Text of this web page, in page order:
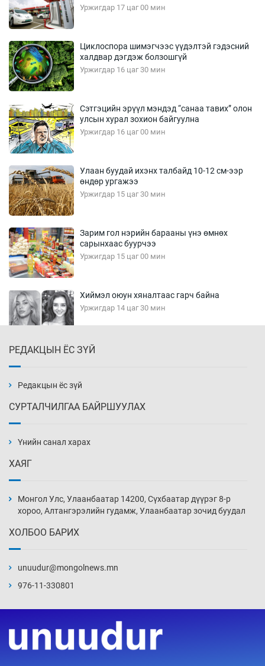
Уржигдар 17 цаг 00 мин
Циклоспора шимэгчээс үүдэлтэй гэдэсний
халдвар дэгдэж болзошгүй
Уржигдар 16 цаг 30 мин
Сэтгэцийн эрүүл мэндэд “санаа тавих” олон
улсын хурал зохион байгуулна
Уржигдар 16 цаг 00 мин
Улаан буудай ихэнх талбайд 10-12 см-ээр
өндөр ургажээ
Уржигдар 15 цаг 30 мин
Зарим гол нэрийн барааны үнэ өмнөх
сарынхаас буурчээ
Уржигдар 15 цаг 00 мин
Хиймэл оюун хяналтаас гарч байна
Уржигдар 14 цаг 30 мин
Уржигдар 14 цаг 00 мин
нэмэгджээ
Уржигдар 13 цаг 30 мин
Уржигдар 13 цаг 00 мин
Уржигдар 12 цаг 30 мин
РЕДАКЦЫН ЁС ЗҮЙ
Редакцын ёс зүй
СУРТАЛЧИЛГАА БАЙРШУУЛАХ
Үнийн санал харах
ХАЯГ
Монгол Улс, Улаанбаатар 14200, Сүхбаатар дүүрэг 8-р
хороо, Алтангэрэлийн гудамж, Улаанбаатар зочид буудал
ХОЛБОО БАРИХ
unuudur@mongolnews.mn
976-11-330801